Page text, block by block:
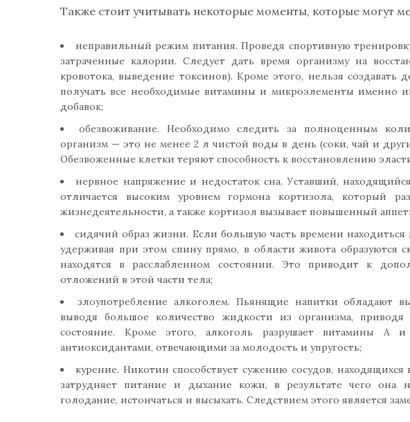
Также стоит учитывать некоторые моменты, которые могут
неправильный режим питания. Проведя спортивную
затраченные калории. Следует дать время организму на
кровотока, выведение токсинов). Кроме этого, нельзя
получать все необходимые витамины и микроэлементы именно
добавок;
обезвоживание. Необходимо следить за полноценным
организм — это не менее 2 л чистой воды в день (соки, чай и
Обезвоженные клетки теряют способность к восстановлению
нервное напряжение и недостаток сна. Уставший,
отличается высоким уровнем гормона кортизола, который
жизнедеятельности, а также кортизол вызывает повышенный
сидячий образ жизни. Если большую часть времени
удерживая при этом спину прямо, в области живота образуются
находятся в расслабленном состоянии. Это приводит к
отложений в этой части тела;
злоупотребление алкоголем. Пьянящие напитки обладают
выводя большое количество жидкости из организма,
состояние. Кроме этого, алкоголь разрушает витамины А
антиоксидантами, отвечающими за молодость и упругость;
курение. Никотин способствует сужению сосудов,
затрудняет питание и дыхание кожи, в результате чего она
голодание, истончаться и высыхать. Следствием этого является